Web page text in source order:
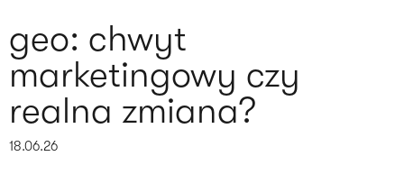
geo: chwyt
marketingowy czy
realna zmiana?
18.06.26